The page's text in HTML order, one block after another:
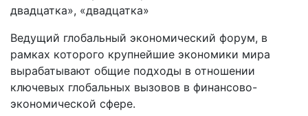
двадцатка», «двадцатка»
Ведущий глобальный экономический форум, в
рамках которого крупнейшие экономики мира
вырабатывают общие подходы в отношении
ключевых глобальных вызовов в финансово-
экономической сфере.